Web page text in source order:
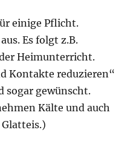
einige Pflicht.
Es folgt z.B.
Heimunterricht.
Kontakte reduzieren“
sogar gewünscht.
Kälte und auch